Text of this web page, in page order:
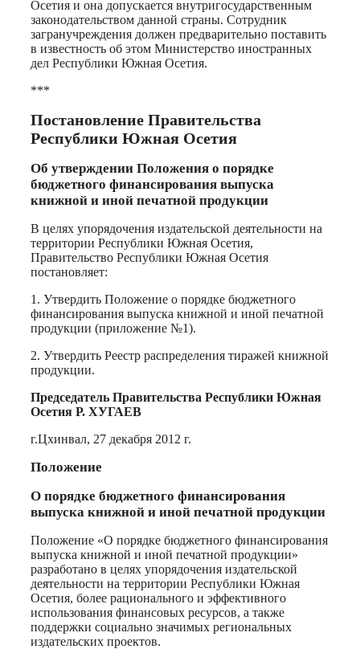
Осетия и она допускается внутригосударственным
законодательством данной страны. Сотрудник
загранучреждения должен предварительно поставить
в известность об этом Министерство иностранных
дел Республики Южная Осетия.
***
Постановление Правительства
Республики Южная Осетия
Об утверждении Положения о порядке
бюджетного финансирования выпуска
книжной и иной печатной продукции
В целях упорядочения издательской деятельности на
территории Республики Южная Осетия,
Правительство Республики Южная Осетия
постановляет:
1. Утвердить Положение о порядке бюджетного
финансирования выпуска книжной и иной печатной
продукции (приложение №1).
2. Утвердить Реестр распределения тиражей книжной
продукции.
Председатель Правительства Республики Южная
Осетия Р. ХУГАЕВ
г.Цхинвал, 27 декабря 2012 г.
Положение
О порядке бюджетного финансирования
выпуска книжной и иной печатной продукции
Положение «О порядке бюджетного финансирования
выпуска книжной и иной печатной продукции»
разработано в целях упорядочения издательской
деятельности на территории Республики Южная
Осетия, более рационального и эффективного
использования финансовых ресурсов, а также
поддержки социально значимых региональных
издательских проектов.